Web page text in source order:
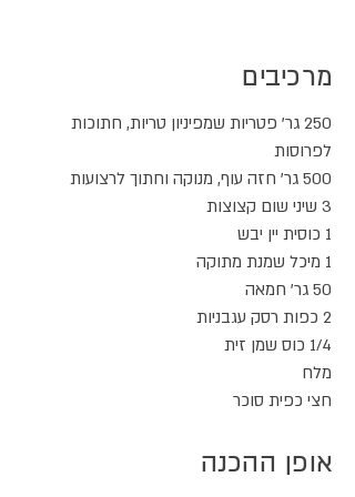
מרכיבים
250 גר' פטריות שמפיניון טריות, חתוכות
לפרוסות
500 גר' חזה עוף, מנוקה וחתוך לרצועות
3 שיני שום קצוצות
1 כוסית יין יבש
1 מיכל שמנת מתוקה
50 גר' חמאה
2 כפות רסק עגבניות
1/4 כוס שמן זית
מלח
חצי כפית סוכר
אופן ההכנה